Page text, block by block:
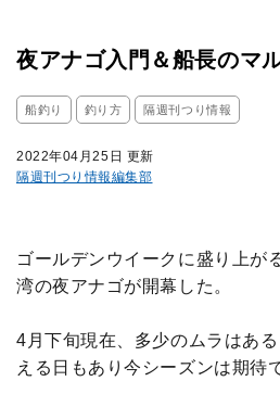
夜アナゴ入門＆船長のマ
船釣り 釣り方 隔週刊つり情報
2022年04月25日 更新
隔週刊つり情報編集部
ゴールデンウイークに盛り上が
湾の夜アナゴが開幕した。
4月下旬現在、多少のムラはあ
える日もあり今シーズンは期待